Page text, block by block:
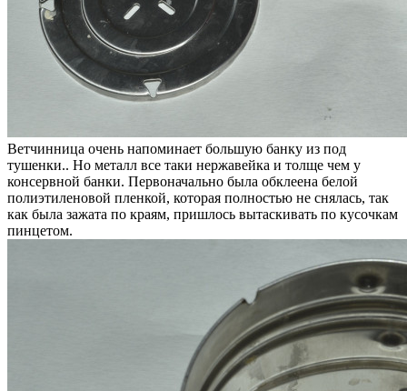
Ветчинница очень напоминает большую банку из под
тушенки.. Но металл все таки нержавейка и толще чем у
консервной банки. Первоначально была обклеена белой
полиэтиленовой пленкой, которая полностью не снялась, так
как была зажата по краям, пришлось вытаскивать по кусочкам
пинцетом.